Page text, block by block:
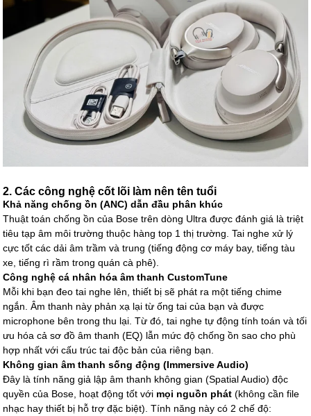
2. Các công nghệ cốt lõi làm nên tên tuổi
Khả năng chống ồn (ANC) dẫn đầu phân khúc
Thuật toán chống ồn của Bose trên dòng Ultra được đánh giá là triệt
tiêu tạp âm môi trường thuộc hàng top 1 thị trường. Tai nghe xử lý
cực tốt các dải âm trầm và trung (tiếng động cơ máy bay, tiếng tàu
xe, tiếng rì rầm trong quán cà phê).
Công nghệ cá nhân hóa âm thanh CustomTune
Mỗi khi bạn đeo tai nghe lên, thiết bị sẽ phát ra một tiếng chime
ngắn. Âm thanh này phản xạ lại từ ống tai của bạn và được
microphone bên trong thu lại. Từ đó, tai nghe tự động tính toán và tối
ưu hóa cả sơ đồ âm thanh (EQ) lẫn mức độ chống ồn sao cho phù
hợp nhất với cấu trúc tai độc bản của riêng bạn.
Không gian âm thanh sống động (Immersive Audio)
Đây là tính năng giả lập âm thanh không gian (Spatial Audio) độc
quyền của Bose, hoạt động tốt với mọi nguồn phát (không cần file
nhạc hay thiết bị hỗ trợ đặc biệt). Tính năng này có 2 chế độ: